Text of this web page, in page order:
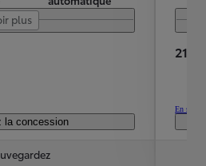
plus
la concession
21
En